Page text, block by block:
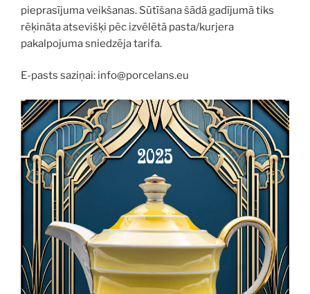
pieprasījuma veikšanas. Sūtīšana šādā gadījumā tiks
rēķināta atsevišķi pēc izvēlētā pasta/kurjera
pakalpojuma sniedzēja tarifa.
E-pasts saziņai: info@porcelans.eu